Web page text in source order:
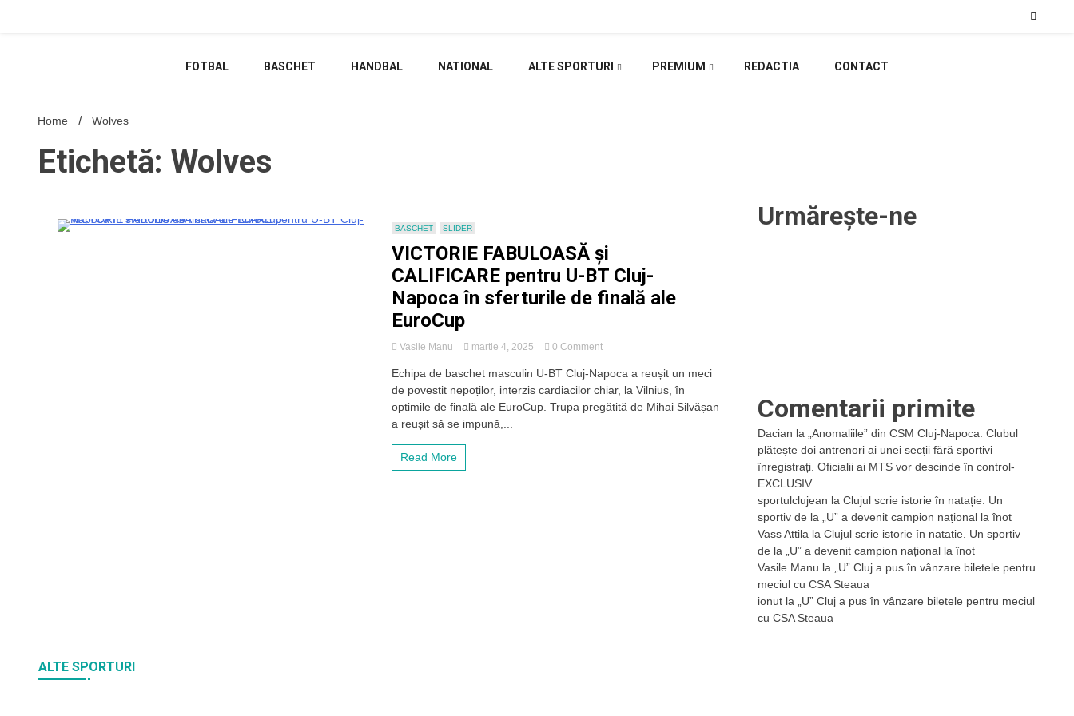
FOTBAL
BASCHET HANDBAL NATIONAL ALTE SPORTURI PREMIUM REDACTIA CONTACT
Home Wolves
Etichetă: Wolves
BASCHET SLIDER
VICTORIE FABULOASĂ și
CALIFICARE pentru U-BT Cluj-
Napoca în sferturile de finală ale
EuroCup
Vasile Manu martie 4, 2025 0 Commenton
FABULOASĂ
și
CALIFICARE
Echipa de baschet masculin U-BT Cluj-Napoca a reușit un meci
de povestit nepoților, interzis cardiacilor chiar, la Vilnius, în
optimile de finală ale EuroCup. Trupa pregătită de Mihai Silvășan
a reușit să se impună,...
Read More
Urmărește-ne
Comentarii primite
Dacian la
„Anomaliile” din CSM Cluj-Napoca. Clubul
plătește doi antrenori ai unei secții fără sportivi
înregistrați. Oficialii ai MTS vor descinde în control-
EXCLUSIV
sportulclujean la Clujul scrie istorie în natație. Un
sportiv de la „U” a devenit campion național la înot
Vass Attila la Clujul scrie istorie în natație. Un sportiv
de la „U” a devenit campion național la înot
Vasile Manu la
„U” Cluj a pus în vânzare biletele pentru
meciul cu CSA Steaua
ionut la
„U” Cluj a pus în vânzare biletele pentru meciul
cu CSA Steaua
ALTE SPORTURI